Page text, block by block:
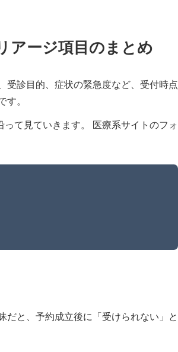
アージ項目のまとめ
受診目的、症状の緊急度など、受付時点
す。
て見ていきます。 医療系サイトのフォ
だと、予約成立後に「受けられない」と